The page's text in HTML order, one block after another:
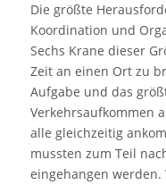
Die größte
Koordination und
Sechs Krane dieser
Zeit an einen Ort zu
Aufgabe und das
Verkehrsaufkommen
alle gleichzeitig
mussten zum Teil
eingehangen